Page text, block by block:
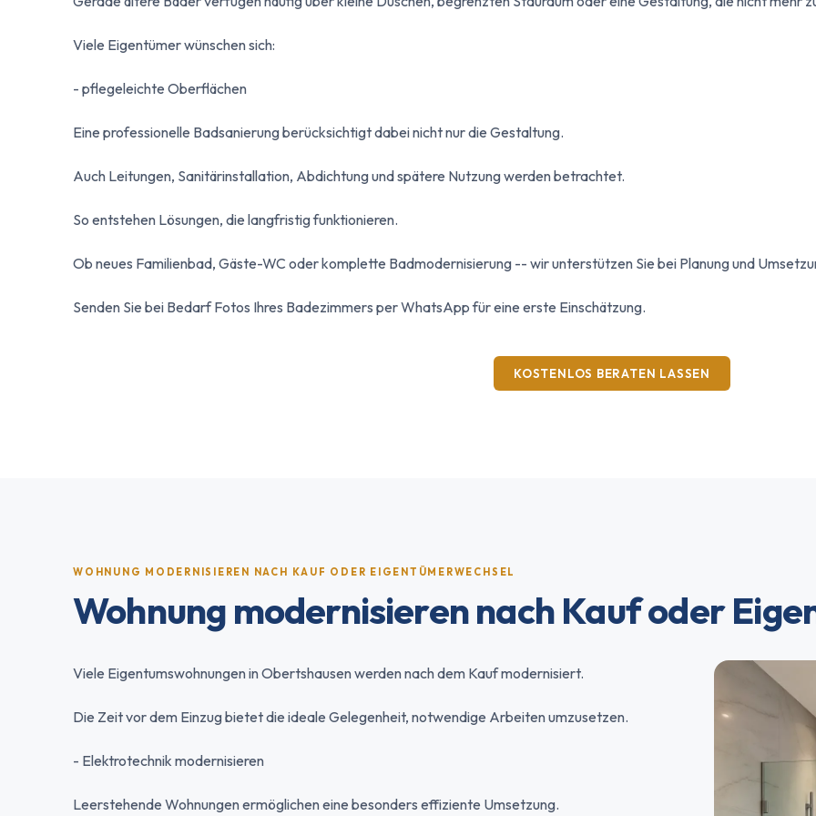
Viele Eigentümer wünschen sich:
- pflegeleichte Oberflächen
Eine professionelle Badsanierung berücksichtigt dabei nicht nur die Gestaltung.
Auch Leitungen, Sanitärinstallation, Abdichtung und spätere Nutzung werden betrachtet.
So entstehen Lösungen, die langfristig funktionieren.
Ob neues Familienbad, Gäste-WC oder komplette Badmodernisierung -- wir unterstützen Sie bei Planung und
Senden Sie bei Bedarf Fotos Ihres Badezimmers per WhatsApp für eine erste Einschätzung.
KOSTENLOS BERATEN LASSEN
WOHNUNG MODERNISIEREN NACH KAUF ODER EIGENTÜMERWECHSEL
Wohnung modernisieren nach Kauf oder
Viele Eigentumswohnungen in Obertshausen werden nach dem Kauf modernisiert.
Die Zeit vor dem Einzug bietet die ideale Gelegenheit, notwendige Arbeiten umzusetzen.
- Elektrotechnik modernisieren
Leerstehende Wohnungen ermöglichen eine besonders effiziente Umsetzung.